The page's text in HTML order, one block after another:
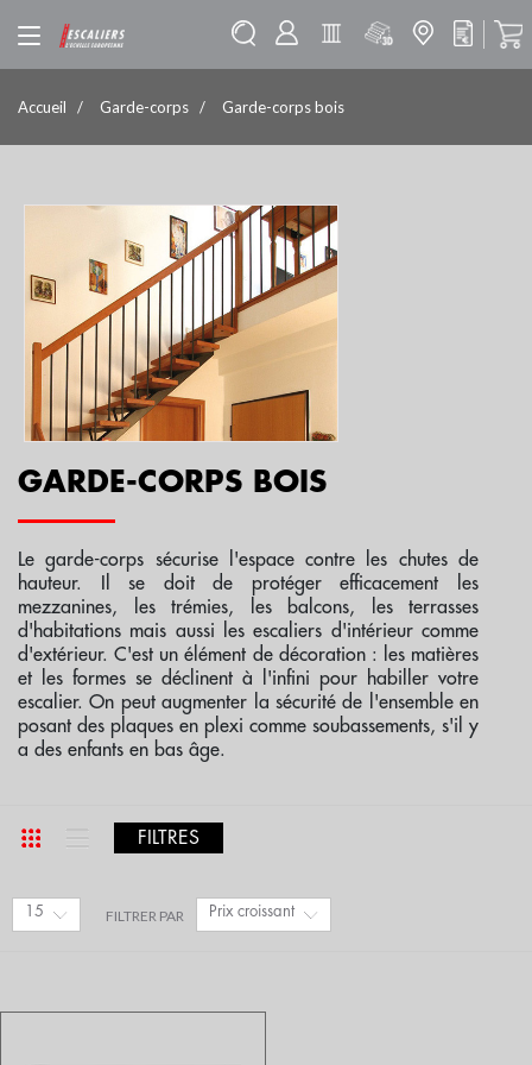
Accueil Garde-corps Garde-corps bois
GARDE-CORPS BOIS
Legarde-corps sécurise l'espace contre les chutes de
hauteur. Il se doit de protéger efficacement les
mezzanines, les trémies, les balcons, les terrasses
d'habitations mais aussi les escaliers d'intérieur comme
d'extérieur. C'est un élément de décoration : les matières
et les formes se déclinent à l'infini pour habiller votre
escalier. On peut augmenter la sécurité de l'ensemble en
posant des plaques en plexi comme soubassements, s'il y
a des enfants en bas âge.
FILTRES
15 FILTRER PAR Prix croissant